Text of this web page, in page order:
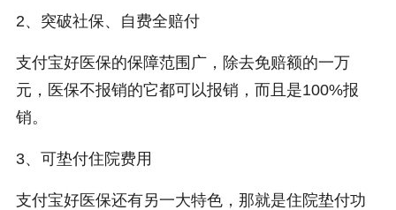
2、突破社保、自费全赔付
支付宝好医保的保障范围广，除去免赔额的一万
元，医保不报销的它都可以报销，而且是100%报
销。
3、可垫付住院费用
支付宝好医保还有另一大特色，那就是住院垫付功